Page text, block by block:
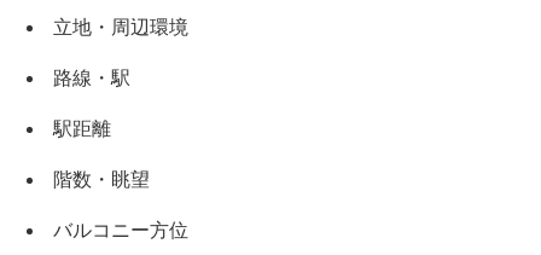
×
無料査定・売却相談
立地・周辺環境
路線・駅
駅距離
階数・眺望
バルコニー方位